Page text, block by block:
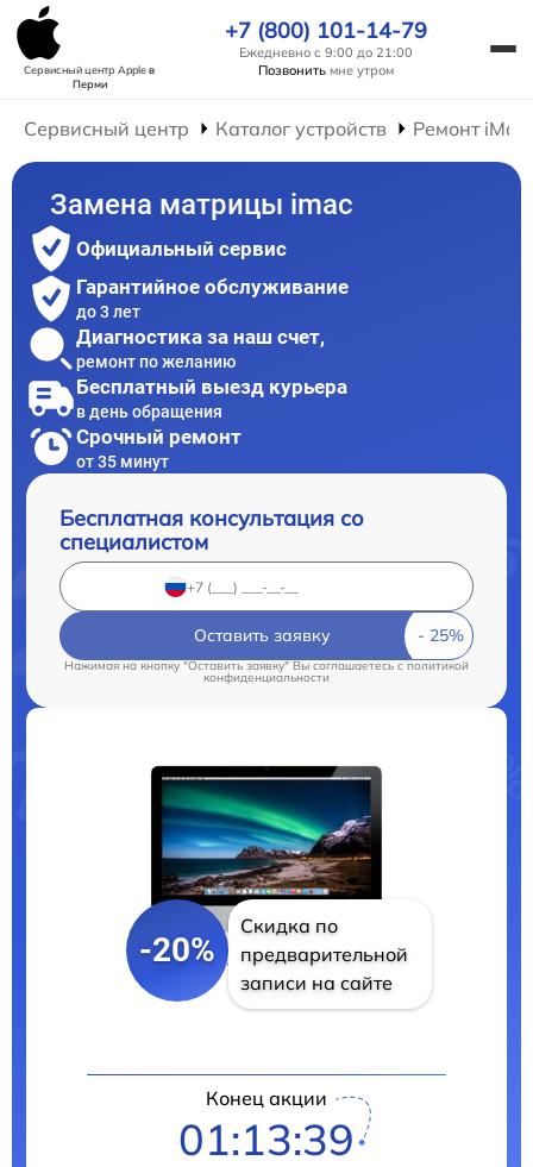
Сервисный центр Appleв
Перми
+7 (800) 101-14-79
Ежедневно с 9:00 до 21:00
Позвонить мне утром
Сервисный центр Каталог устройств Ремонт iMac
Замена матрицы imac
Официальный сервис
Гарантийное обслуживание
до 3 лет
Диагностика за наш счет,
ремонт по желанию
Бесплатный выезд курьера
в день обращения
Срочный ремонт
от 35 минут
Бесплатная консультация со
специалистом
Оставить заявку
Нажимая на кнопку "Оставить заявку" Вы соглашаетесь cполитикой
конфиденциальности
-20%
Скидка по
предварительной
записи на сайте
Конец акции
01:13:38